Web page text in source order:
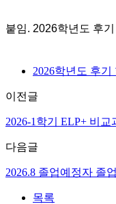
붙임. 2026학년도 후
2026학년도 후
이전글
2026-1학기 ELP+ 비
다음글
2026.8 졸업예정자 졸
목록